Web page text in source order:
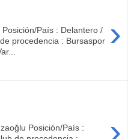
›
País : Delantero /
procedencia : Bursaspor
Posición/País :